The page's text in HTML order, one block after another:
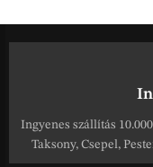
Ingyenes szállítás
Taksony, Csepel,